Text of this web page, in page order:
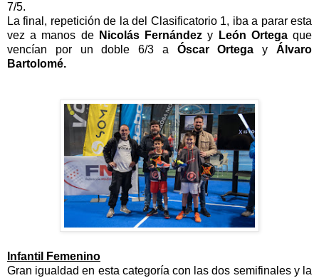
7/5.
La final, repetición de la del Clasificatorio 1, iba a parar esta
vez a manos de Nicolás Fernández y León Ortegaque
vencían por un doble 6/3 a Óscar Ortega yÁlvaro
Bartolomé.
Infantil Femenino
Gran igualdad en esta categoría con las dos semifinales y la